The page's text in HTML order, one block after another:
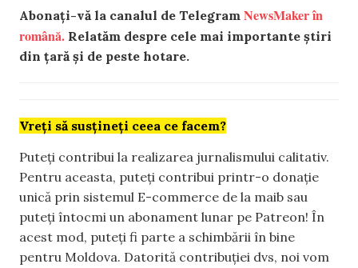
Abonați-vă la canalul de Telegram NewsMaker în
română. Relatăm despre cele mai importante știri
din țară și de peste hotare.
Vreți să susțineți ceea ce facem?
Puteți contribui la realizarea jurnalismului calitativ.
Pentru aceasta, puteți contribui printr-o donație
unică prin sistemul E-commerce de la maib sau
puteți întocmi un abonament lunar pe Patreon! În
acest mod, puteți fi parte a schimbării în bine
pentru Moldova. Datorită contribuției dvs, noi vom